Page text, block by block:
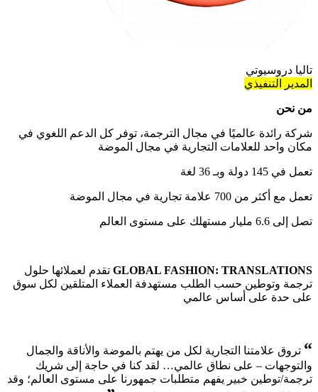
تاليا دروسيوتي
المدير التنفيذي
من نحن
شركة رائدة عالميًا في مجال الترجمة، توفر كل الدعم اللغوي في
مكان واحد للعلامات التجارية في مجال الموضة
تعمل في 145 دولة وبـ 36 لغة
تعمل مع أكثر من 700 علامة تجارية في مجال الموضة
تصل إلى 6.6 مليار مستهلك على مستوى العالم
GLOBAL FASHION: TRANSLATIONS تقدم لعملائها حلول
ترجمة وتوطين حسب الطلب مستهدفة العملاء المتلقين لكل سوق
على حدة على أساس عالمي
“ تروق علامتنا التجارية لكل من يهتم بالموضة والأناقة والجمال
والتوجهات – على نطاق عالمي… لقد كنا في حاجة إلى شريك
ترجمة/توطين خبير يفهم متطلبات جمهورنا على مستوى العالم؛ وقد